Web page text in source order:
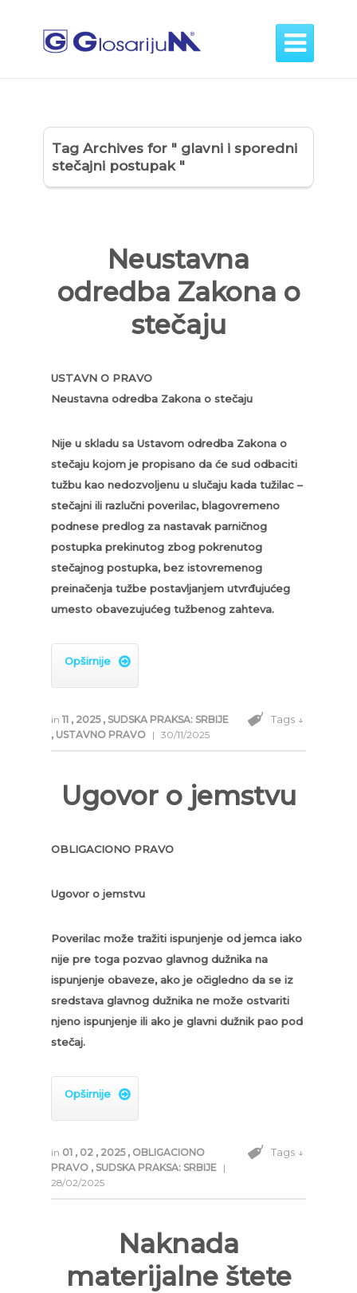

Tag Archives for " glavni i sporedni
stečajni postupak "
Neustavna
odredba Zakona o
stečaju
USTAVN O PRAVO
Neustavna odredba Zakona o stečaju
Nije u skladu sa Ustavom odredba Zakona o
stečaju kojom je propisano da će sud odbaciti
tužbu kao nedozvoljenu u slučaju kada tužilac –
stečajni ili razlučni poverilac, blagovremeno
podnese predlog za nastavak parničnog
postupka prekinutog zbog pokrenutog
stečajnog postupka, bez istovremenog
preinačenja tužbe postavljanjem utvrđujućeg
umesto obavezujućeg tužbenog zahteva.
Opširnije 
in 11 , 2025 , SUDSKA PRAKSA: SRBIJE
, USTAVNO PRAVO | 30/11/2025
Tags ↓
Ugovor o jemstvu
OBLIGACIONO PRAVO
Ugovor o jemstvu
Poverilac može tražiti ispunjenje od jemca iako
nije pre toga pozvao glavnog dužnika na
ispunjenje obaveze, ako je očigledno da se iz
sredstava glavnog dužnika ne može ostvariti
njeno ispunjenje ili ako je glavni dužnik pao pod
stečaj.
Opširnije 
in 01 , 02 , 2025 , OBLIGACIONO
PRAVO , SUDSKA PRAKSA: SRBIJE |
28/02/2025
Tags ↓
Naknada
materijalne štete